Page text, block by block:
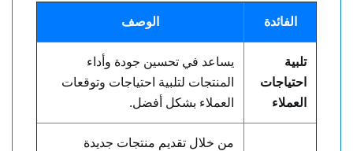
الفائدة الوصف
تلبية
احتياجات
العملاء
يساعد في تحسين جودة وأداء
المنتجات لتلبية احتياجات وتوقعات
العملاء بشكل أفضل.
من خلال تقديم منتجات جديدة